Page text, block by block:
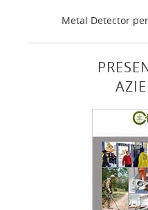
Metal Detector